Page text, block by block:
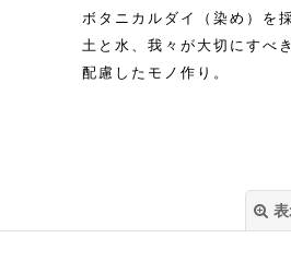
ボタニカルダイ（染め）を
土と水、我々が大切にすべ
配慮したモノ作り。